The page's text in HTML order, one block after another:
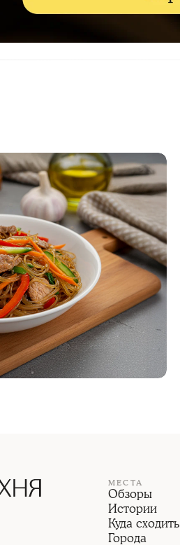
МЕСТА
Обзоры
Истории
Куда сходить
Города